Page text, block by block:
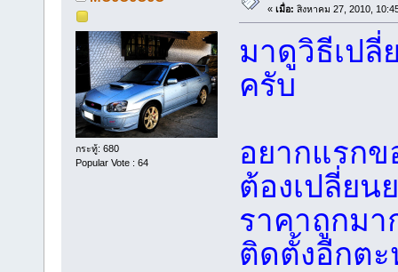
กระทู้: 680
Popular Vote : 64
« เมื่อ: สิงหาคม 27, 2010,
มาดูวิธีเปลี่
ครับ
อยากแรก
ต้องเปลี่ย
ราคาถูกม
ติดตั้งอีกตะ